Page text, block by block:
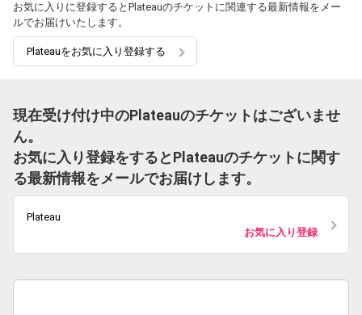
お気に入りに登録するとPlateauのチケットに関連する最新情報をメー
ルでお届けいたします。
Plateauをお気に入り登録する
現在受け付け中のPlateauのチケットはございませ
ん。
お気に入り登録をするとPlateauのチケットに関す
る最新情報をメールでお届けします。
Plateau
お気に入り登録